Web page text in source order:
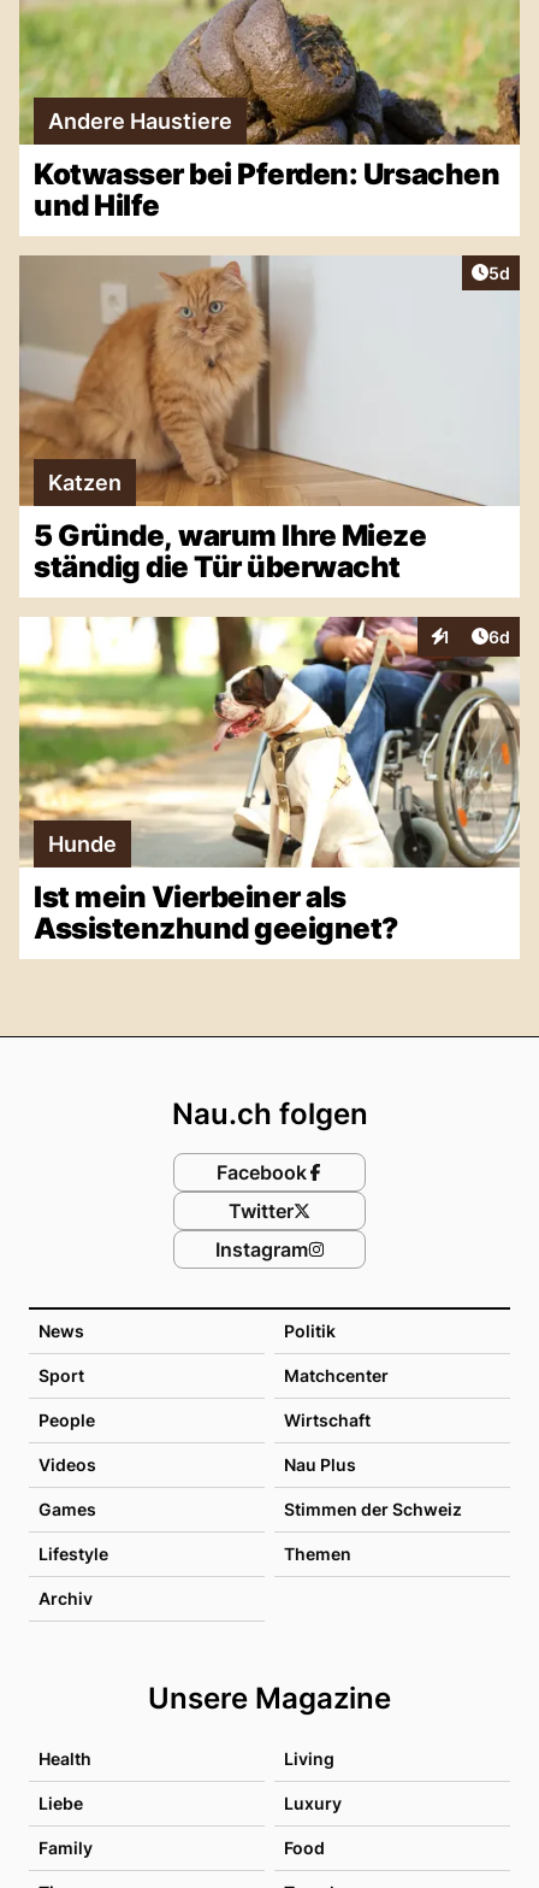
Andere Haustiere
Kotwasser bei Pferden: Ursachen
und Hilfe
5d
Katzen
5 Gründe, warum Ihre Mieze
ständig die Tür überwacht
1
Interaktionen
6d
Hunde
Ist mein Vierbeiner als
Assistenzhund geeignet?
News Politik
Sport Matchcenter
People Wirtschaft
Videos Nau Plus
Games Stimmen der Schweiz
Lifestyle Themen
Archiv
Unsere Magazine
Health Living
Liebe Luxury
Family Food
Nau.ch folgen
Facebook
Twitter
Instagram